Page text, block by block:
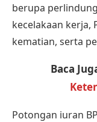
berupa
kecelakaan kerja,
kematian, serta
Baca
Potongan iuran